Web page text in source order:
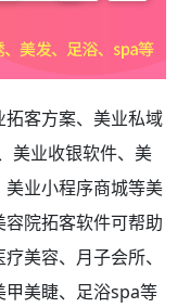
拓客方案、美业私域
美业收银软件、美
业小程序商城等美
容院拓客软件可帮助
美容、月子会所、
美睫、足浴spa等